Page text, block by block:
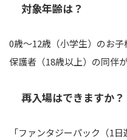
対象年齢は？
0歳～12歳（小学生）のお
保護者（18歳以上）の同伴が
再入場はできますか？
「ファンタジーパック（1